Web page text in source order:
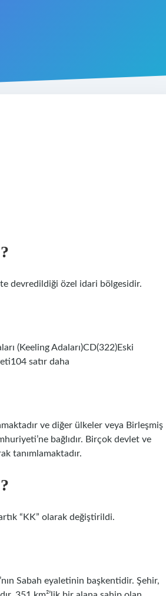
devredildiği özel idari bölgesidir.
(Keeling Adaları)CD(322)Eski
satır daha
ve diğer ülkeler veya Birleşmiş
bağlıdır. Birçok devlet ve
tanımlamaktadır.
“KK” olarak değiştirildi.